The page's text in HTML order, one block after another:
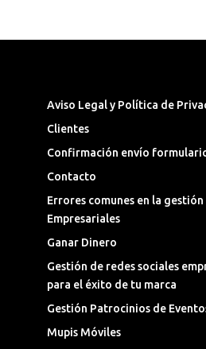
Aviso Legal y Política de
Clientes
Confirmación envío
Contacto
Errores comunes en la gestión
Empresariales
Ganar Dinero
Gestión de redes sociales
para el éxito de tu marca
Gestión Patrocinios de
Mupis Móviles